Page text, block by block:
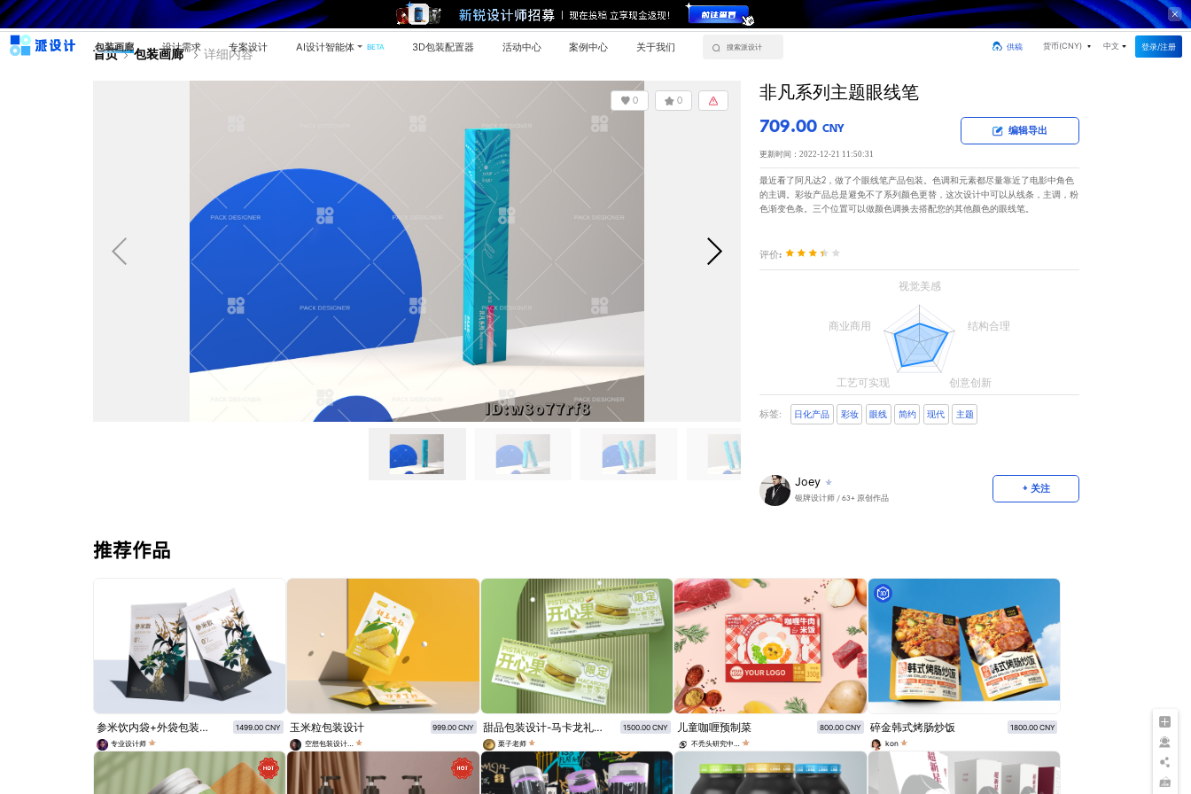
包装画廊 设计需求 专案设计 AI设计智能体 BETA 3D包装配置器 活动中心 案例中心 关于我们 供稿 货币(CNY) 中文 登录/注册
首页 包装画廊 详细内容
0
0 非凡系列主题眼线笔
709.00 CNY 编辑导出
更新时间：2022-12-21 11:50:31
最近看了阿凡达2，做了个眼线笔产品包装。色调和元素都尽量靠近了电影中角色
的主调。彩妆产品总是避免不了系列颜色更替，这次设计中可以从线条，主调，粉
色渐变色条。三个位置可以做颜色调换去搭配您的其他颜色的眼线笔。
评价:
标签: 日化产品 彩妆 眼线 简约 现代 主题
Joey
银牌设计师 / 63+ 原创作品
+ 关注
推荐作品
参米饮内袋+外袋包装设计
1499.00 CNY
专业设计师
玉米粒包装设计
999.00 CNY
空想包装设计师
甜品包装设计-马卡龙礼盒装 开心果风味
1500.00 CNY
栗子老师
儿童咖喱预制菜
800.00 CNY
碎金韩式烤肠炒饭
1800.00 CNY
kon